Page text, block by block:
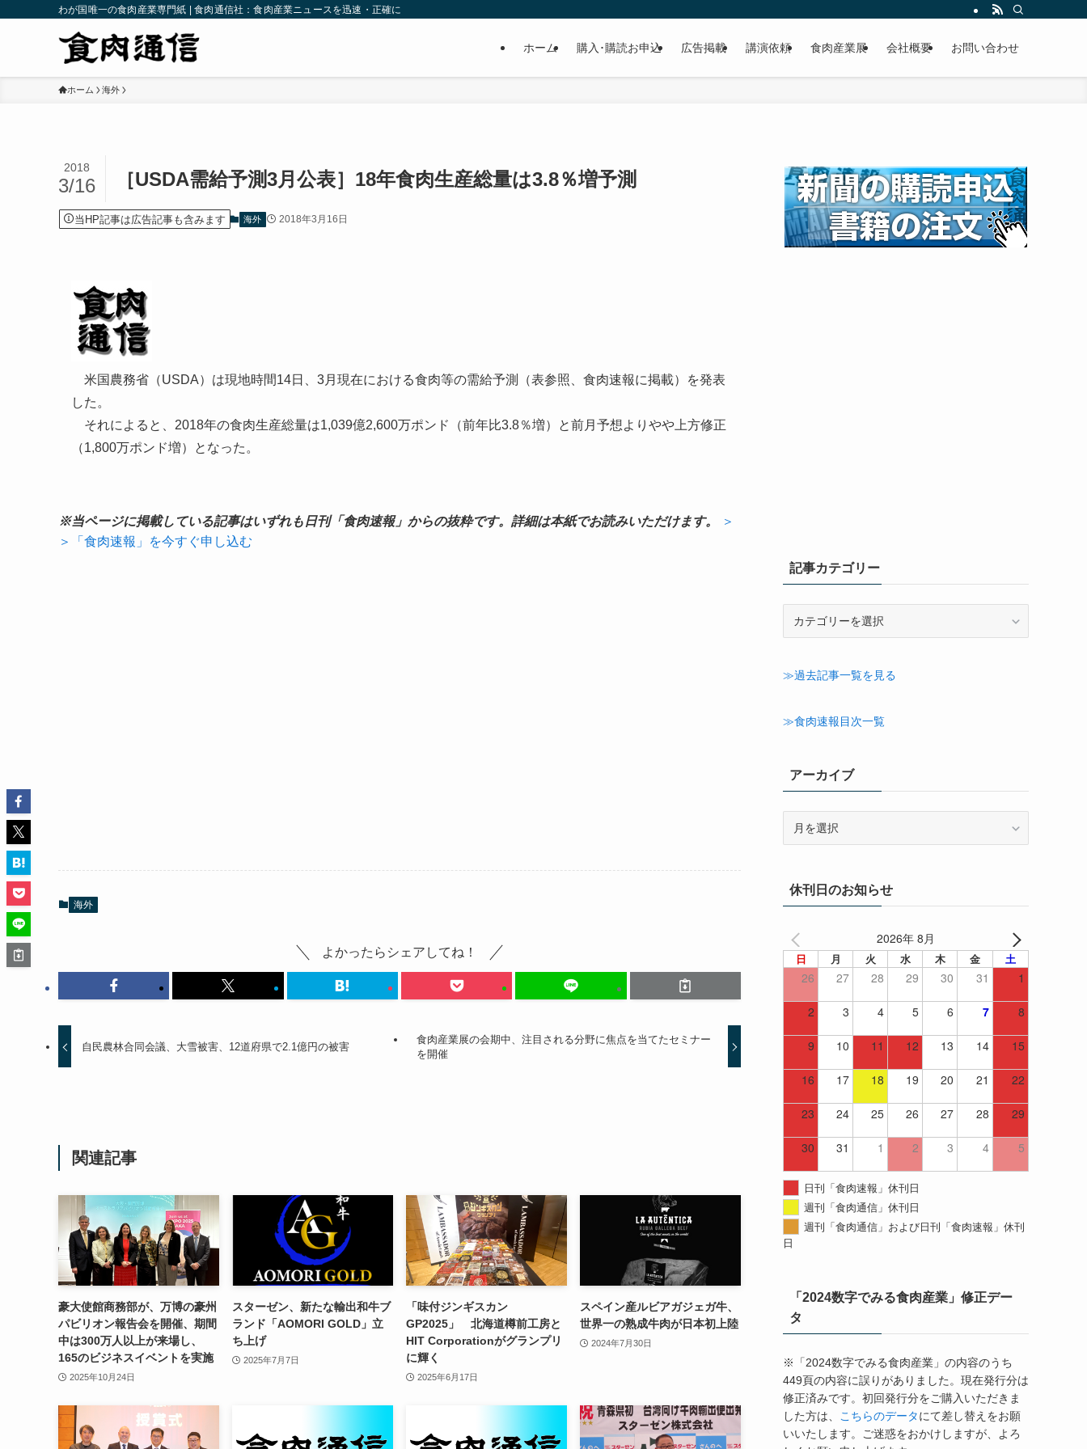
わが国唯一の食肉産業専門紙 | 食肉通信社：食肉産業ニュースを迅速・正確に
ホーム 購入･購読お申込 広告掲載 講演依頼 食肉産業展 会社概要 お問い合わせ
ホーム 海外
［USDA需給予測3月公表］18年食肉生産総量は3.8％増予測
2018
3/16
当HP記事は広告記事も含みます 海外 2018年3月16日
米国農務省（USDA）は現地時間14日、3月現在における食肉等の需給予測（表参照、食肉速報に掲載）を発表
した。
それによると、2018年の食肉生産総量は1,039億2,600万ポンド（前年比3.8％増）と前月予想よりやや上方修正
（1,800万ポンド増）となった。
※当ページに掲載している記事はいずれも日刊「食肉速報」からの抜粋です。詳細は本紙でお読みいただけます。
＞
＞「食肉速報」を今すぐ申し込む
海外
よかったらシェアしてね！
自民農林合同会議、大雪被害、12道府県で2.1億円の被害
食肉産業展の会期中、注目される分野に焦点を当てたセミナー
を開催
関連記事
豪大使館商務部が、万博の豪州
パビリオン報告会を開催、期間
中は300万人以上が来場し、
165のビジネスイベントを実施
2025年10月24日
スターゼン、新たな輸出和牛ブ
ランド「AOMORI GOLD」立
ち上げ
2025年7月7日
「味付ジンギスカン
GP2025」 北海道樽前工房と
HIT Corporationがグランプリ
に輝く
2025年6月17日
スペイン産ルビアガジェガ牛、
世界一の熟成牛肉が日本初上陸
2024年7月30日
記事カテゴリー
ゴ
ー
≫過去記事一覧を見る
≫食肉速報目次一覧
アーカイブ
ブ休刊日のお知らせ
2026年 8月
日 月 火 水 木 金 土
26 27 28 29 30 31 1
2 3 4 5 6 7 8
9 10 11 12 13 14 15
16 17 18 19 20 21 22
23 24 25 26 27 28 29
30 31 1 2 3 4 5
日刊「食肉速報」休刊日
週刊「食肉通信」休刊日
週刊「食肉通信」および日刊「食肉速報」休刊
日
「2024数字でみる食肉産業」修正デー
タ
※「2024数字でみる食肉産業」の内容のうち
449頁の内容に誤りがありました。現在発行分は
修正済みです。初回発行分をご購入いただきま
した方は、
こちらのデータにて差し替えをお願
いいたします。ご迷惑をおかけしますが、よろ